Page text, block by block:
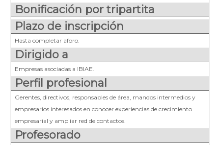
Bonificación por tripartita
Plazo de inscripción
Hasta completar aforo.
Dirigido a
Empresas asociadas a IBIAE.
Perfil profesional
Gerentes, directivos, responsables de área, mandos intermedios y
empresarios interesados en conocer experiencias de crecimiento
empresarial y ampliar red de contactos.
Profesorado